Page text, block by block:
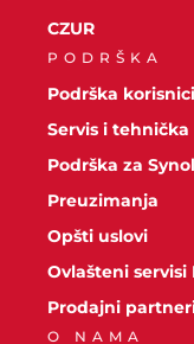
CZUR
PODRŠKA
Podrška
Servis i
Podrška za
Preuzimanja
Opšti uslovi
Ovlašteni servisi
Prodajni
O NAMA